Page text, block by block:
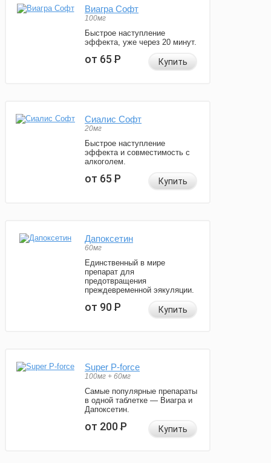
Виагра Софт
100мг
Быстрое наступление
эффекта, уже через 20 минут.
от 65Р Купить
Сиалис Софт
20мг
Быстрое наступление
эффекта и совместимость с
алкоголем.
от 65Р Купить
Дапоксетин
60мг
Единственный в мире
препарат для
предотвращения
преждевременной эякуляции.
от 90Р Купить
Super P-force
100мг + 60мг
Самые популярные препараты
в одной таблетке — Виагра и
Дапоксетин.
от 200Р Купить